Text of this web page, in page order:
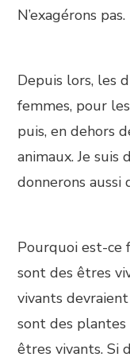
N’exagérons pas.
Depuis lors, les
femmes, pour
puis, en dehors
animaux. Je suis
donnerons aussi
Pourquoi est-ce
sont des êtres
vivants
sont des
êtres vivants. Si